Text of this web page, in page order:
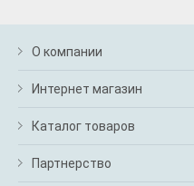
О компании
Интернет магазин
Каталог товаров
Партнерство